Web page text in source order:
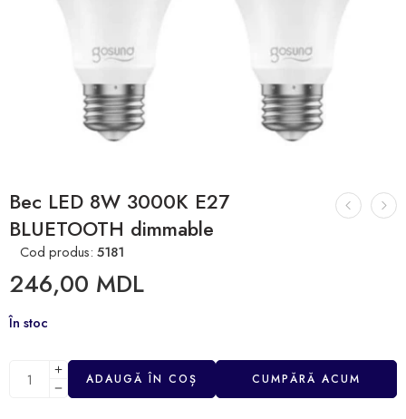
Bec LED 8W 3000K E27
BLUETOOTH dimmable
Cod produs: 5181
246,00 MDL
În stoc
ADAUGĂ ÎN COȘ CUMPĂRĂ ACUM